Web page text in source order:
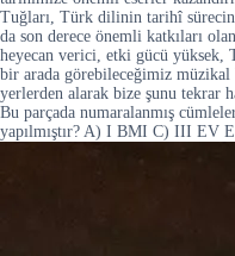
Tuğları, Türk dilinin tarihî
da son derece önemli katkıları
heyecan verici, etki gücü yüksek,
bir arada görebileceğimiz
yerlerden alarak bize şunu tekrar
Bu parçada numaralanmış
yapılmıştır? A) I BMI C) III EV